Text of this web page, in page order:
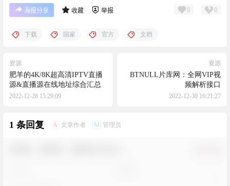
海报分享 收藏 举报 0 0
下载 国家 官方 文档
资源
肥羊的4K/8K超高清IPTV直播
源&直播源在线地址综合汇总
2022-12-28 15:29:09
资源
BTNULL片库网：全网VIP视
频解析接口
2022-12-30 16:21:27
1 条回复 A 文章作者 M 管理员